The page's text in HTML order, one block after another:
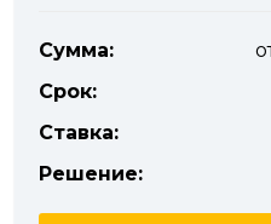
Сумма:
Срок:
Ставка:
Решение: